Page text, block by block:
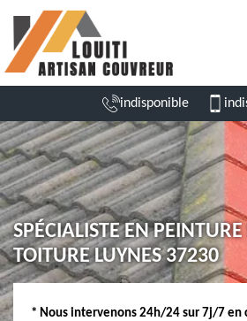
indisponible
SPÉCIALISTE EN
TOITURE LUYNES 37230
* Nous intervenons 24h/24 sur 7j/7 en